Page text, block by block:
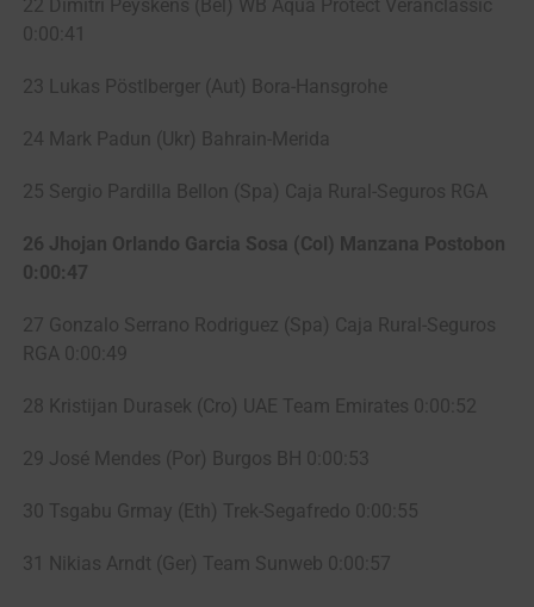
22 Dimitri Peyskens (Bel) WB Aqua Protect Veranclassic
0:00:41
23 Lukas Pöstlberger (Aut) Bora-Hansgrohe
24 Mark Padun (Ukr) Bahrain-Merida
25 Sergio Pardilla Bellon (Spa) Caja Rural-Seguros RGA
26 Jhojan Orlando Garcia Sosa (Col) Manzana Postobon
0:00:47
27 Gonzalo Serrano Rodriguez (Spa) Caja Rural-Seguros
RGA 0:00:49
28 Kristijan Durasek (Cro) UAE Team Emirates 0:00:52
29 José Mendes (Por) Burgos BH 0:00:53
30 Tsgabu Grmay (Eth) Trek-Segafredo 0:00:55
31 Nikias Arndt (Ger) Team Sunweb 0:00:57